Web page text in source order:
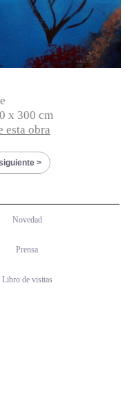
x 300 cm
esta obra
Novedad
Prensa
Libro de visitas